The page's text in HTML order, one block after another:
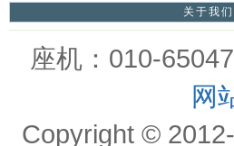
关于我们
座机：010-
网
Copyright ©